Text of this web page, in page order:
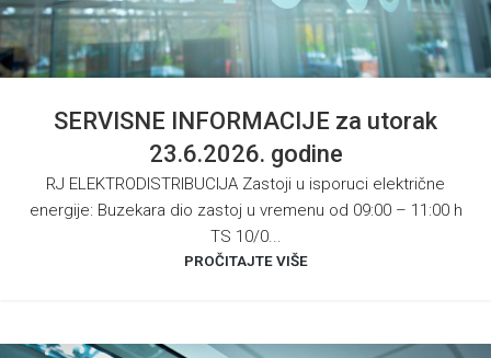
SERVISNE INFORMACIJE za utorak
23.6.2026. godine
RJ ELEKTRODISTRIBUCIJA Zastoji u isporuci električne
energije: Buzekara dio zastoj u vremenu od 09:00 – 11:00 h
TS 10/0...
PROČITAJTE VIŠE